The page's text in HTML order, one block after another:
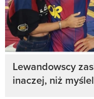
Lewandowscy
inaczej, niż